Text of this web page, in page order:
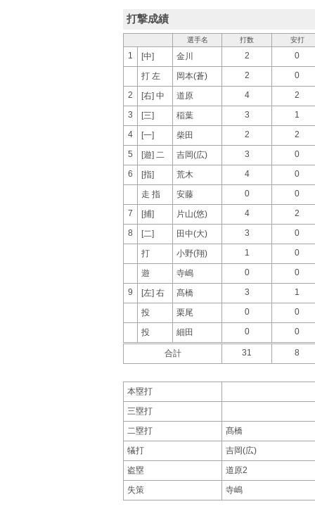
打撃成績
選手名 打数 安打
1 [中] 金川 2 0
打 左 岡本(蒼) 2
0
2
[右] 中 道原 4
2
3
[三] 稲葉 3
1
4
[一] 柴田 2
2
5
[遊] 二 吉岡(広) 3
0
6
[指] 荒木 4 0
走 指 安藤 0
0
7
[捕] 片山(悠) 4
2
8
[二] 田中(大) 3 0
打 小野(翔) 1 0
遊 寺嶋 0
0
9
[左] 右 髙橋 3 1
投 栗尾 0 0
投 細田 0 0
合計 31 8
本塁打
三塁打
二塁打
髙橋
犠打
吉岡(広)
盗塁
道原2
失策
寺嶋